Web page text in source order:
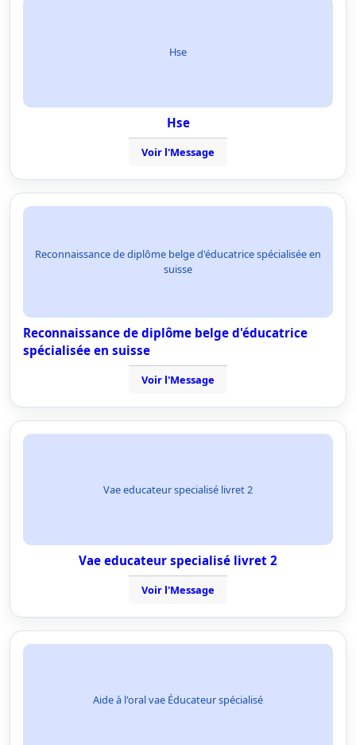
Hse
Hse
Voir l'Message
Reconnaissance de diplôme belge d'éducatrice spécialisée en
suisse
Reconnaissance de diplôme belge d'éducatrice
spécialisée en suisse
Voir l'Message
Vae educateur specialisé livret 2
Vae educateur specialisé livret 2
Voir l'Message
Aide à l'oral vae Éducateur spécialisé